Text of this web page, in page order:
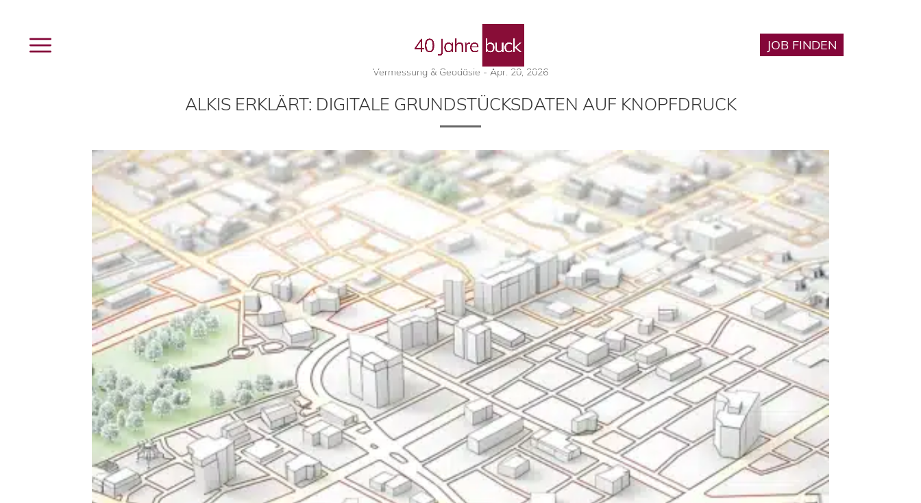
JOB FINDEN
Vermessung & Geodäsie - Apr. 20, 2026
ALKIS ERKLÄRT: DIGITALE GRUNDSTÜCKSDATEN AUF KNOPFDRUCK